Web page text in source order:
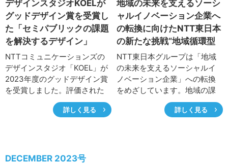
デザインスタジオKOELが
グッドデザイン賞を受賞し
た「セミパブリックの課題
を解決するデザイン」
NTTコミュニケーションズの
デザインスタジオ「KOEL」が
2023年度のグッドデザイン賞
を受賞しました。評価された
のは「大企業にてセミパブリ
ック領域における課題解決を
企業内の一組織が受賞に至っ
詳しく見る
地域の未来を支えるソーシ
ャルイノベーション企業へ
の転換に向けたNTT東日本
の新たな挑戦“地域循環型
ミライ研究所”
NTT東日本グループは「地域
の未来を支えるソーシャルイ
ノベーション企業」への転換
をめざしています。地域の課
題に向き合ってきたNTT東日
本がさらに地域活性化を加速
詳しく見る
DECEMBER 2023号